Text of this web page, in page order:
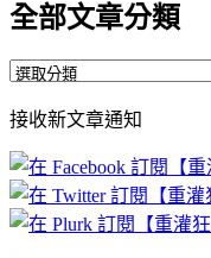
全部文章分類
全
文
章
分
類
接收新文章通知